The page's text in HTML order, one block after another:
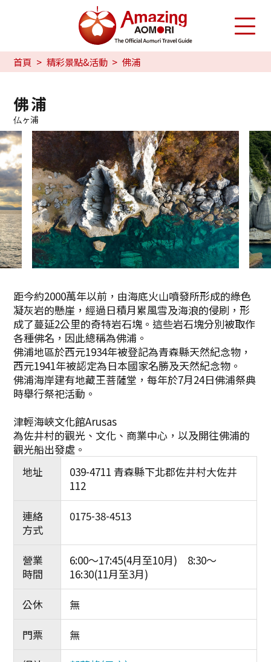
首頁 精彩景點&活動 佛浦
佛浦
仏ヶ浦
距今約2000萬年以前，由海底火山噴發所形成的綠色
凝灰岩的懸崖，經過日積月累風雪及海浪的侵刷，形
成了蔓延2公里的奇特岩石塊。這些岩石塊分別被取作
各種佛名，因此總稱為佛浦。
佛浦地區於西元1934年被登記為青森縣天然紀念物，
西元1941年被認定為日本國家名勝及天然紀念物。
佛浦海岸建有地藏王菩薩堂，每年於7月24日佛浦祭典
時舉行祭祀活動。
津輕海峽文化館Arusas
為佐井村的觀光、文化、商業中心，以及開往佛浦的
觀光船出發處。
地址
039-4711 青森縣下北郡佐井村大佐井
112
連絡
方式
0175-38-4513
營業
時間
6:00～17:45(4月至10月) 8:30～
16:30(11月至3月)
公休
無
門票
無